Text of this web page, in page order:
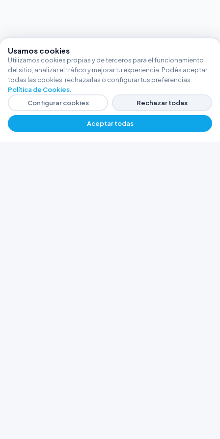
Usamos cookies
Utilizamos cookies propias y de terceros para el funcionamiento
del sitio, analizar el tráfico y mejorar tu experiencia. Podés aceptar
todas las cookies, rechazarlas o configurar tus preferencias.
Política de Cookies
Configurar cookies
Rechazar todas
Aceptar todas